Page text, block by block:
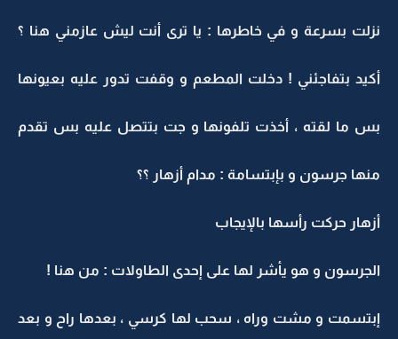
نزلت بسرعة و في خاطرها : يا ترى أنت ليش عازمني هنا ؟
أكيد بتفاجئني ! دخلت المطعم و وقفت تدور عليه بعيونها
بس ما لقته ، أخذت تلفونها و جت بتتصل عليه بس تقدم
منها جرسون و بإبتسامة : مدام أزهار ؟؟
أزهار حركت رأسها بالإيجاب
الجرسون و هو يأشر لها على إحدى الطاولات : من هنا !
إبتسمت و مشت وراه ، سحب لها كرسي ، بعدها راح و بعد